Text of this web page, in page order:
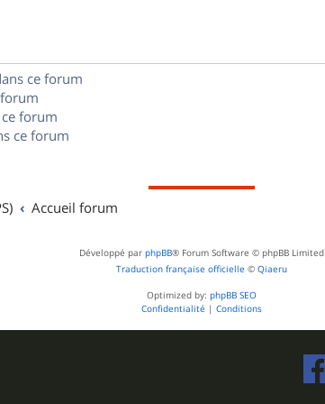
ce forum
forum
ce forum
Accueil forum
Développé par phpBB® Forum Software © phpBB Limited
Traduction française officielle © Qiaeru
Optimized by: phpBB SEO
Confidentialité | Conditions